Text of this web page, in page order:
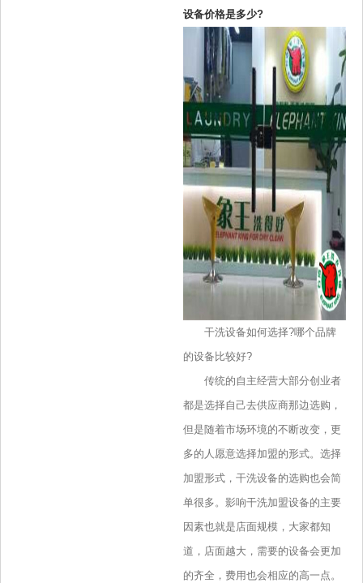
设备价格是多少?
干洗设备如何选择?哪个品牌
的设备比较好?
传统的自主经营大部分创业者
都是选择自己去供应商那边选购，
但是随着市场环境的不断改变，更
多的人愿意选择加盟的形式。选择
加盟形式，干洗设备的选购也会简
单很多。影响干洗加盟设备的主要
因素也就是店面规模，大家都知
道，店面越大，需要的设备会更加
的齐全，费用也会相应的高一点。